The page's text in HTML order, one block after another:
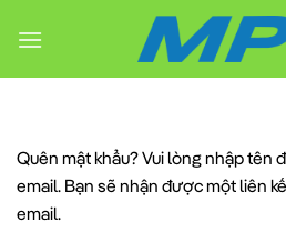
đến
Quên mật khẩu? Vui lòng nhập tên
email. Bạn sẽ nhận được một liên
email.